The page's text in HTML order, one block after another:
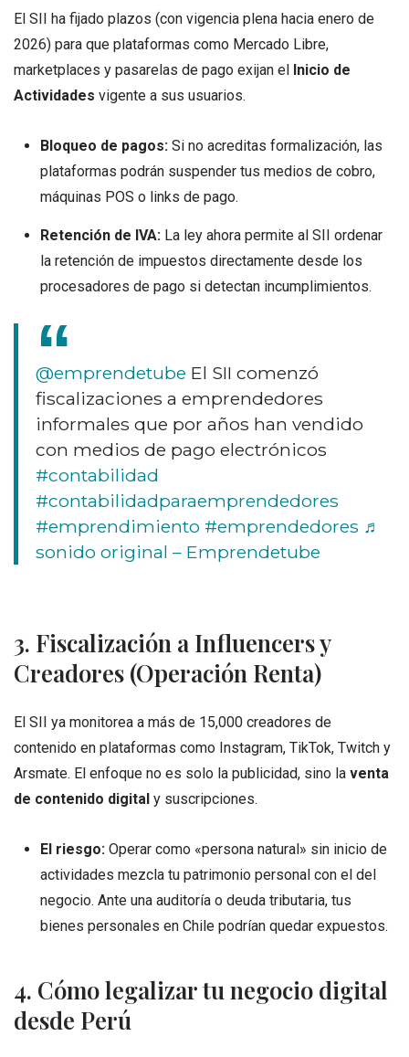
El SII ha fijado plazos (con vigencia plena hacia enero de
2026) para que plataformas como Mercado Libre,
marketplaces y pasarelas de pago exijan el Inicio de
Actividades vigente a sus usuarios.
Bloqueo de pagos:Si no acreditas formalización, las
plataformas podrán suspender tus medios de cobro,
máquinas POS o links de pago.
Retención de IVA:La ley ahora permite al SII ordenar
la retención de impuestos directamente desde los
procesadores de pago si detectan incumplimientos.
@emprendetube El SII comenzó
fiscalizaciones a emprendedores
informales que por años han vendido
con medios de pago electrónicos
#contabilidad
#contabilidadparaemprendedores
#emprendimiento #emprendedores ♬
sonido original – Emprendetube
3. Fiscalización a Influencers y
Creadores (Operación Renta)
El SII ya monitorea a más de 15,000 creadores de
contenido en plataformas como Instagram, TikTok, Twitch y
Arsmate. El enfoque no es solo la publicidad, sino la venta
de contenido digital y suscripciones.
El riesgo:Operar como «persona natural» sin inicio de
actividades mezcla tu patrimonio personal con el del
negocio. Ante una auditoría o deuda tributaria, tus
bienes personales en Chile podrían quedar expuestos.
4. Cómo legalizar tu negocio digital
desde Perú